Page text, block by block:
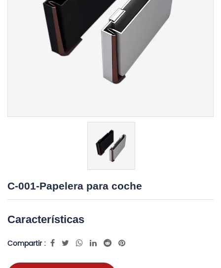
C-001-Papelera para coche
Características
Compartir :